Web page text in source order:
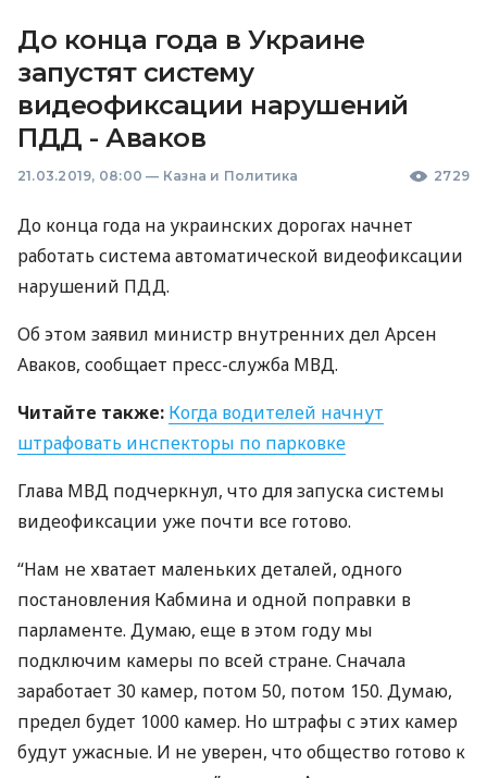
До конца года в Украине
запустят систему
видеофиксации нарушений
ПДД - Аваков
21.03.2019, 08:00 — Казна и Политика 2729
До конца года на украинских дорогах начнет
работать система автоматической видеофиксации
нарушений ПДД.
Об этом заявил министр внутренних дел Арсен
Аваков, сообщает пресс-служба МВД.
Читайте также: Когда водителей начнут
штрафовать инспекторы по парковке
Глава МВД подчеркнул, что для запуска системы
видеофиксации уже почти все готово.
“Нам не хватает маленьких деталей, одного
постановления Кабмина и одной поправки в
парламенте. Думаю, еще в этом году мы
подключим камеры по всей стране. Сначала
заработает 30 камер, потом 50, потом 150. Думаю,
предел будет 1000 камер. Но штрафы с этих камер
будут ужасные. И не уверен, что общество готово к